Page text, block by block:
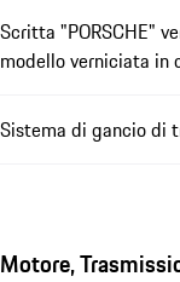
Scritta "PORSCHE"
modello verniciata in
Sistema di gancio di
Motore,